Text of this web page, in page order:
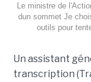
Le ministre de
dun sommet Je
outils pour
Un assistant
transcription